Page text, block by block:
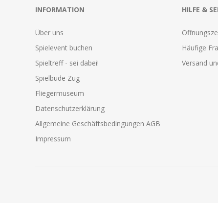
INFORMATION
Über uns
Spielevent buchen
Spieltreff - sei dabei!
Spielbude Zug
Fliegermuseum
Datenschutzerklärung
Allgemeine Geschäftsbedingungen AGB
Impressum
HILFE &
Häufige
Versand